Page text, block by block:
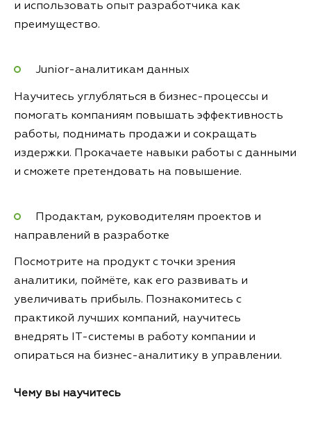
и использовать опыт разработчика как
преимущество.
Junior-аналитикам данных
Научитесь углубляться в бизнес-процессы и
помогать компаниям повышать эффективность
работы, поднимать продажи и сокращать
издержки. Прокачаете навыки работы с данными
и сможете претендовать на повышение.
Продактам, руководителям проектов и
направлений в разработке
Посмотрите на продукт с точки зрения
аналитики, поймёте, как его развивать и
увеличивать прибыль. Познакомитесь с
практикой лучших компаний, научитесь
внедрять IT-системы в работу компании и
опираться на бизнес-аналитику в управлении.
Чему вы научитесь